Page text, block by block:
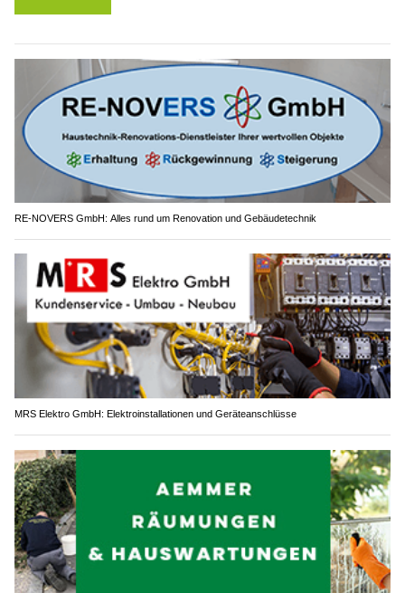
RE-NOVERS GmbH: Alles rund um Renovation und Gebäudetechnik
MRS Elektro GmbH: Elektroinstallationen und Geräteanschlüsse